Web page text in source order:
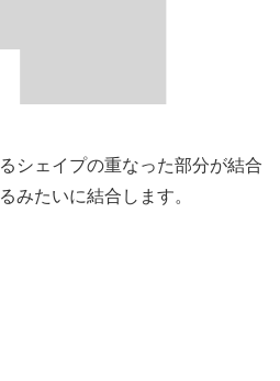
ェイプの重なった部分が結合
みたいに結合します。